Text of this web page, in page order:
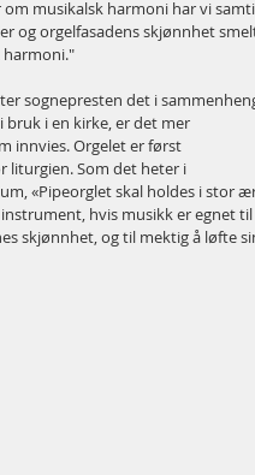
om musikalsk harmoni har vi
og orgelfasadens skjønnhet
sognepresten det i
bruk i en kirke, er det mer
innvies. Orgelet er først
liturgien. Som det heter i
«Pipeorglet skal holdes i stor
hvis musikk er egnet
skjønnhet, og til mektig å løfte